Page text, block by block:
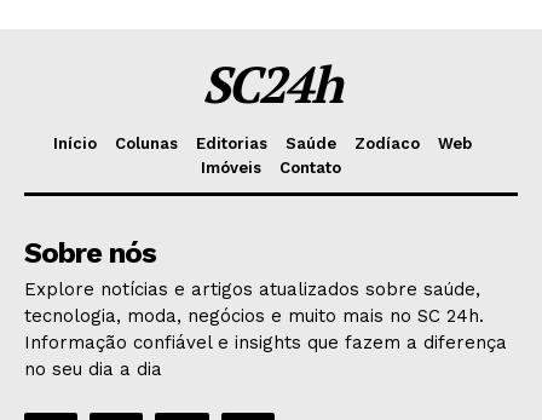
SC24h
Início Colunas Editorias Saúde Zodíaco
Web
Imóveis
Contato
Sobre nós
Explore notícias e artigos atualizados sobre saúde,
tecnologia, moda, negócios e muito mais no SC 24h.
Informação confiável e insights que fazem a diferença
no seu dia a dia